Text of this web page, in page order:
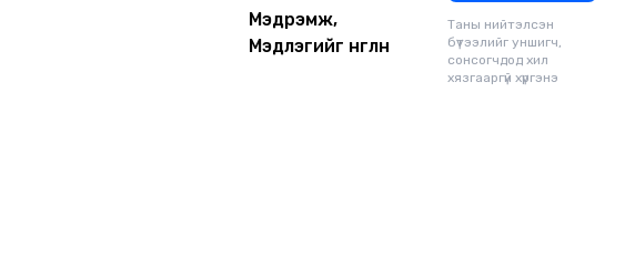
Мэдрэмж,
Мэдлэгийг өнгөлнө
Таны нийтэлсэн
бүтээлийг уншигч,
сонсогчдод хил
хязгааргүй хүргэнэ